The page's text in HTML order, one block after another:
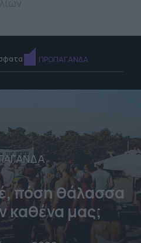
ΠΡΟΠΑΓΑΝΔΑ
πόση θάλασσα
καθένα μας;